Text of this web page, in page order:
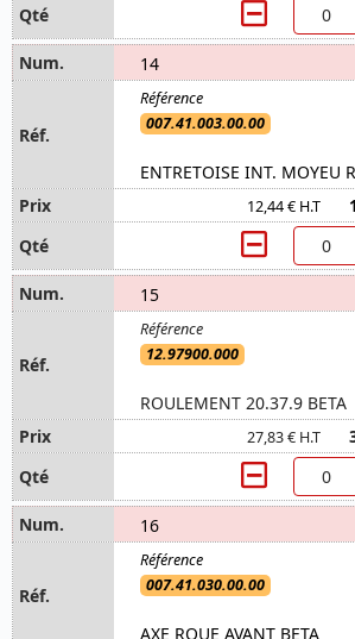
14
007.41.003.00.00
ENTRETOISE INT. MOYEU
12,44 € H.T
15
12.97900.000
ROULEMENT 20.37.9 BETA
27,83 € H.T
16
007.41.030.00.00
AXE ROUE AVANT BETA